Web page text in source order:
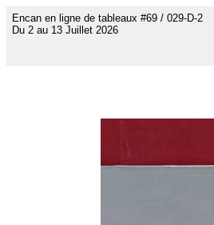
Encan en ligne de tableaux #69 / 029-D-2
Du 2 au 13 Juillet 2026